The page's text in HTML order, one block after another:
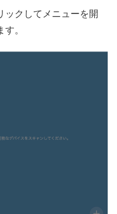
ックしてメニューを開
。